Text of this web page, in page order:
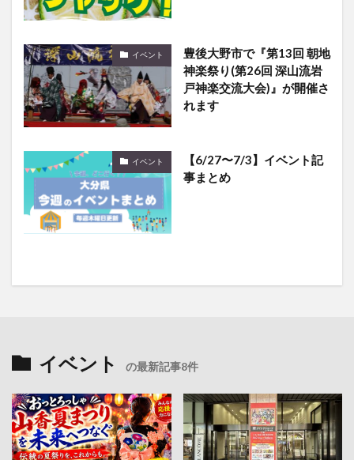
イベント
豊後大野市で『第13回 朝地
神楽祭り(第26回 深山流岩
戸神楽交流大会)』が開催さ
れます
イベント
【6/27〜7/3】イベント記
事まとめ
イベント の最新記事8件